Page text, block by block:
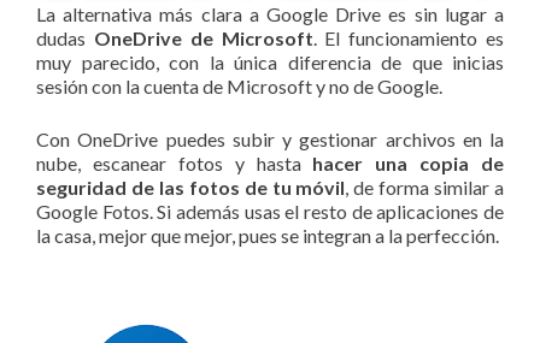
La alternativa más clara a Google Drive es sin lugar a
dudas OneDrive de Microsoft . El funcionamiento es
muy parecido, con la única diferencia de que inicias
sesión con la cuenta de Microsoft y no de Google.
Con OneDrive puedes subir y gestionar archivos en la
nube, escanear fotos y hasta hacer una copia de
seguridad de las fotos de tu móvil , de forma similar a
Google Fotos. Si además usas el resto de aplicaciones de
la casa, mejor que mejor, pues se integran a la perfección.